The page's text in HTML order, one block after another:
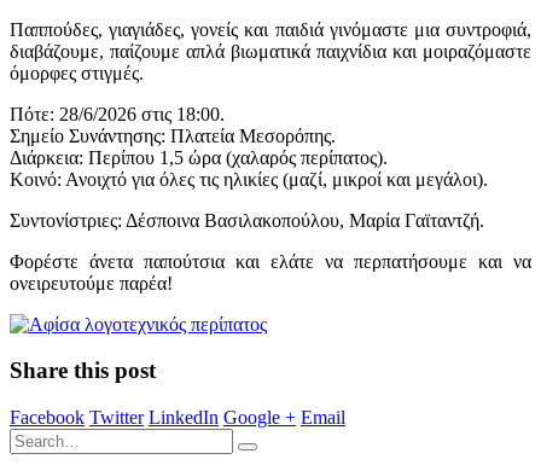
Παππούδες, γιαγιάδες, γονείς και παιδιά γινόμαστε μια συντροφιά,
διαβάζουμε, παίζουμε απλά βιωματικά παιχνίδια και μοιραζόμαστε
όμορφες στιγμές.
Πότε: 28/6/2026 στις 18:00.
Σημείο Συνάντησης: Πλατεία Μεσορόπης.
Διάρκεια: Περίπου 1,5 ώρα (χαλαρός περίπατος).
Κοινό: Ανοιχτό για όλες τις ηλικίες (μαζί, μικροί και μεγάλοι).
Συντονίστριες: Δέσποινα Βασιλακοπούλου, Μαρία Γαϊταντζή.
Φορέστε άνετα παπούτσια και ελάτε να περπατήσουμε και να
ονειρευτούμε παρέα!
Share this post
Facebook Twitter LinkedIn Google + Email